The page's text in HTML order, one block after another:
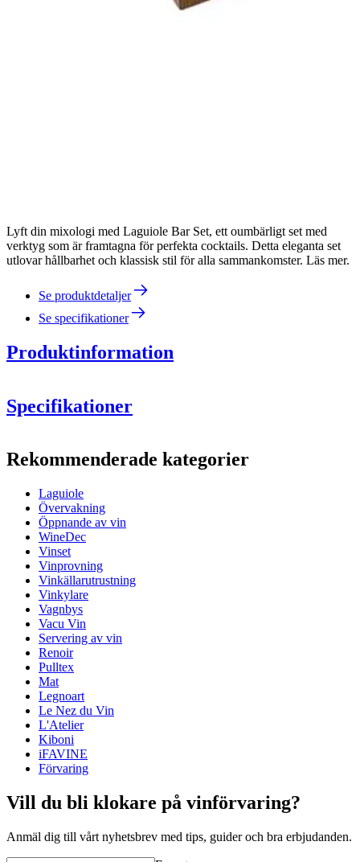
Lyft din mixologi med Laguiole Bar Set, ett oumbärligt set med
verktyg som är framtagna för perfekta cocktails. Detta eleganta set
utlovar hållbarhet och klassisk stil för alla sammankomster. Läs mer.
Se produktdetaljer
Se specifikationer
Produktinformation
Specifikationer
Produktnummer40-268-886
Mått (BxHxD cm)
Vikt (kg)0.35
Höjd (cm)
Bredd (cm)
Djup (cm)29
Rekommenderade kategorier
Laguiole
Övervakning
Öppnande av vin
WineDec
Vinset
Vinprovning
Vinkällarutrustning
Vinkylare
Vagnbys
Vacu Vin
Servering av vin
Renoir
Pulltex
Mat
Legnoart
Le Nez du Vin
L'Atelier
Kiboni
iFAVINE
Förvaring
Vill du bli klokare på vinförvaring?
Anmäl dig till vårt nyhetsbrev med tips, guider och bra erbjudanden.